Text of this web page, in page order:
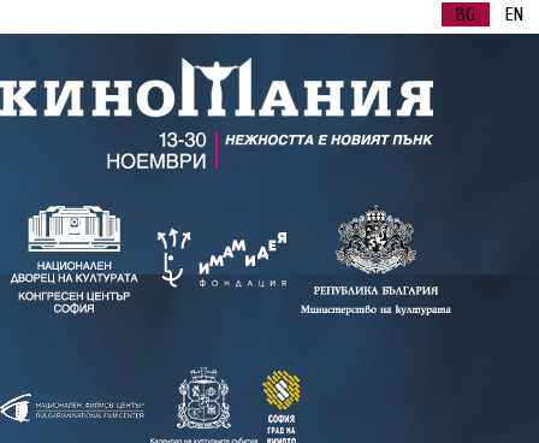
BG EN